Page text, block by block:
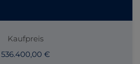
Kaufpreis
536.400,00 €